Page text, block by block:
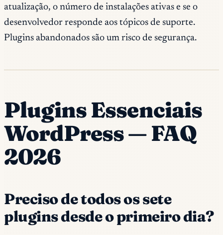
atualização, o número de instalações ativas e se o
desenvolvedor responde aos tópicos de suporte.
Plugins abandonados são um risco de segurança.
Plugins Essenciais
WordPress — FAQ
2026
Preciso de todos os sete
plugins desde o primeiro dia?